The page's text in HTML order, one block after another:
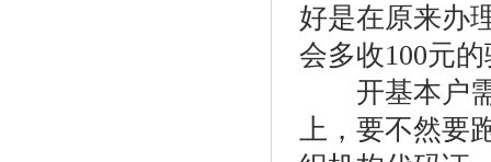
好是在原来办
会多收100元
开基本户需
上，要不然要